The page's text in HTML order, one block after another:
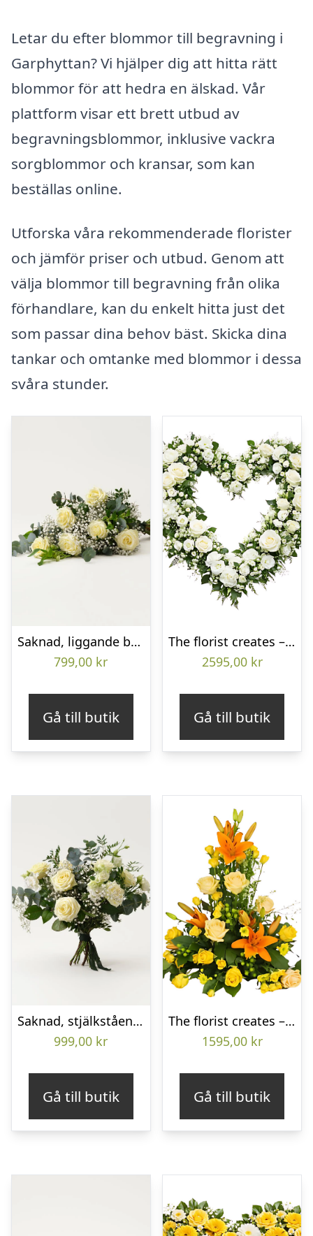
Letar du efter blommor till begravning i
Garphyttan? Vi hjälper dig att hitta rätt
blommor för att hedra en älskad. Vår
plattform visar ett brett utbud av
begravningsblommor, inklusive vackra
sorgblommor och kransar, som kan
beställas online.
Utforska våra rekommenderade florister
och jämför priser och utbud. Genom att
välja blommor till begravning från olika
förhandlare, kan du enkelt hitta just det
som passar dina behov bäst. Skicka dina
tankar och omtanke med blommor i dessa
svåra stunder.
Saknad, liggande bukett
799,00 kr
Gå till butik
The florist creates – Funeral heart
2595,00 kr
Gå till butik
Saknad, stjälkstående bukett
999,00 kr
Gå till butik
The florist creates – Funeral decoration
1595,00 kr
Gå till butik